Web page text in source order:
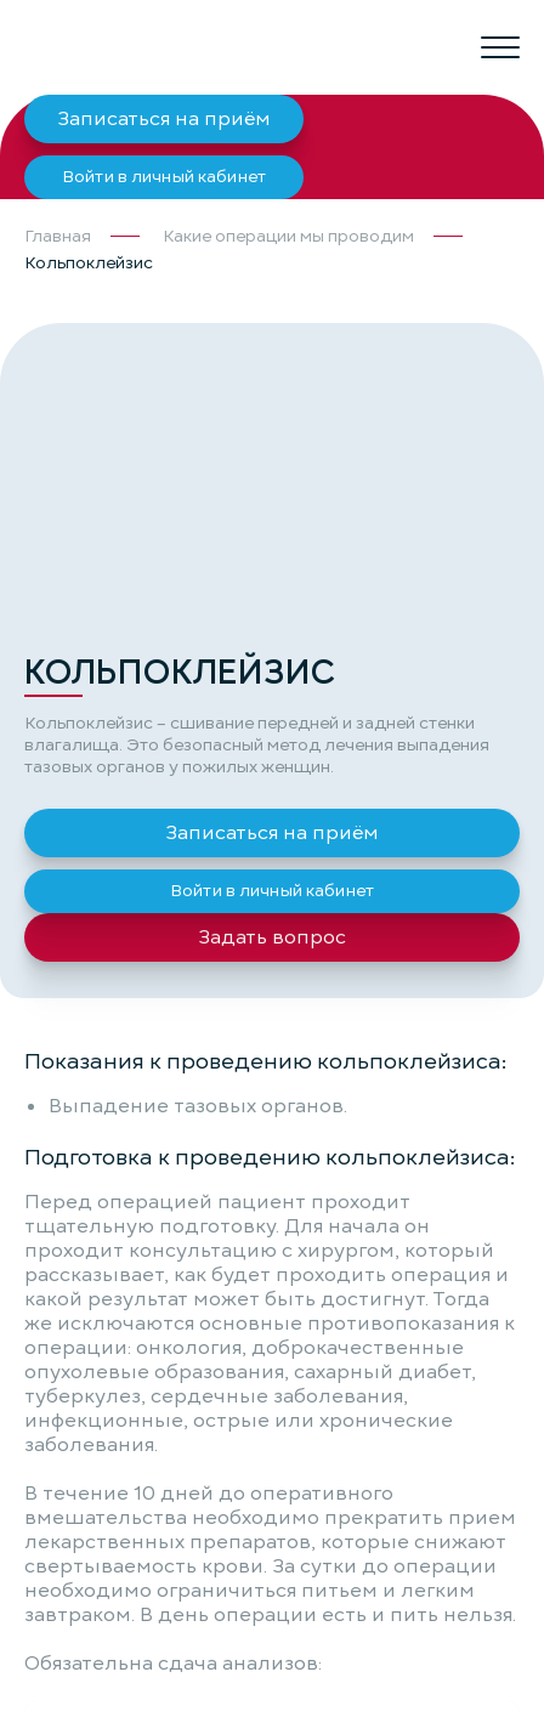
Записаться на приём
Войти в личный кабинет
Главная
Какие операции мы проводим
Кольпоклейзис
КОЛЬПОКЛЕЙЗИС
Кольпоклейзис – сшивание передней и задней стенки
влагалища. Это безопасный метод лечения выпадения
тазовых органов у пожилых женщин.
Записаться на приём
Войти в личный кабинет
Задать вопрос
Показания к проведению кольпоклейзиса:
Выпадение тазовых органов.
Подготовка к проведению кольпоклейзиса:
Перед операцией пациент проходит
тщательную подготовку. Для начала он
проходит консультацию с хирургом, который
рассказывает, как будет проходить операция и
какой результат может быть достигнут. Тогда
же исключаются основные противопоказания к
операции: онкология, доброкачественные
опухолевые образования, сахарный диабет,
туберкулез, сердечные заболевания,
инфекционные, острые или хронические
заболевания.
В течение 10 дней до оперативного
вмешательства необходимо прекратить прием
лекарственных препаратов, которые снижают
свертываемость крови. За сутки до операции
необходимо ограничиться питьем и легким
завтраком. В день операции есть и пить нельзя.
Обязательна сдача анализов: